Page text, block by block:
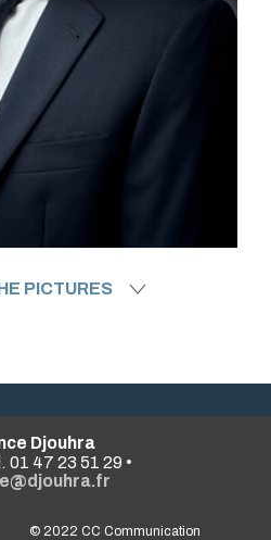
PICTURES
Djouhra
01 47 23 51 29 •
© 2022CC Communication